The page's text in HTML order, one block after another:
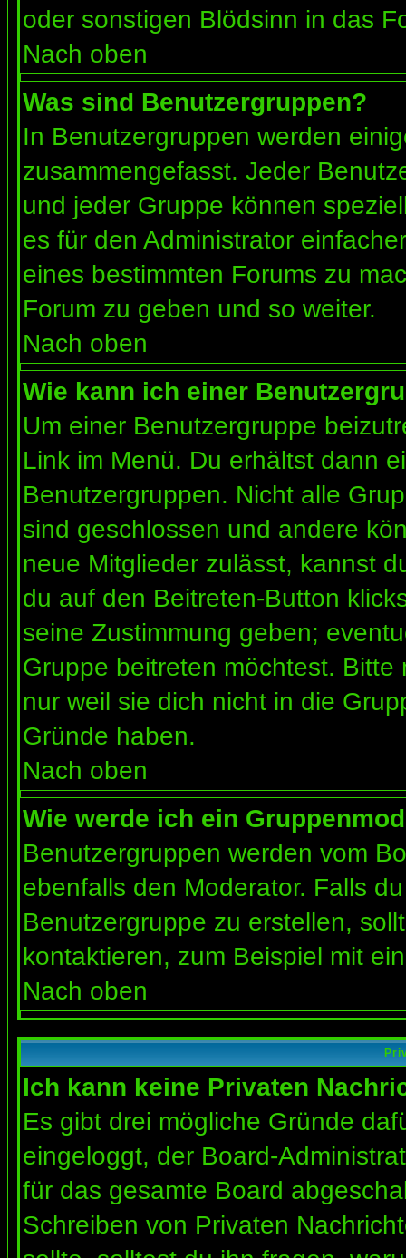
oder sonstigen Blödsinn in das
Nach oben
Was sind Benutzergruppen?
In Benutzergruppen werden
zusammengefasst. Jeder
und jeder Gruppe können
es für den Administrator
eines bestimmten Forums zu
Forum zu geben und so weiter.
Nach oben
Wie kann ich einer
Um einer Benutzergruppe
Link im Menü. Du erhältst dann
Benutzergruppen. Nicht alle
sind geschlossen und andere
neue Mitglieder zulässt, kannst
du auf den Beitreten-Button
seine Zustimmung geben;
Gruppe beitreten möchtest.
nur weil sie dich nicht in die
Gründe haben.
Nach oben
Wie werde ich ein
Benutzergruppen werden vom
ebenfalls den Moderator. Falls
Benutzergruppe zu erstellen,
kontaktieren, zum Beispiel mit
Nach oben
Ich kann keine Privaten
Es gibt drei mögliche Gründe
eingeloggt, der Board-
für das gesamte Board
Schreiben von Privaten